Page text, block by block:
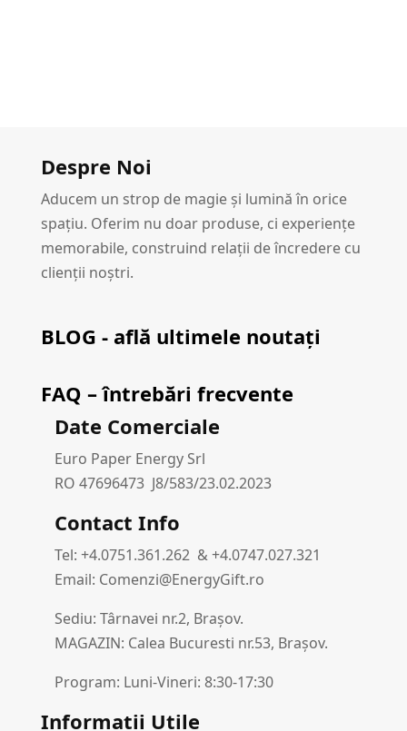
Despre Noi
Aducem un strop de magie și lumină în orice
spațiu. Oferim nu doar produse, ci experiențe
memorabile, construind relații de încredere cu
clienții noștri.
BLOG - află ultimele noutați
FAQ – întrebări frecvente
Date Comerciale
Euro Paper Energy Srl
RO 47696473 J8/583/23.02.2023
Contact Info
Tel: +4.0751.361.262 & +4.0747.027.321
Email: Comenzi@EnergyGift.ro
Sediu: Târnavei nr.2, Brașov.
MAGAZIN: Calea Bucuresti nr.53, Brașov.
Program: Luni-Vineri: 8:30-17:30
Informații Utile